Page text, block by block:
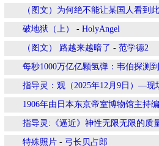
（图文）为何绝不能让某国人看到
破地狱（上） - HolyAngel
（图文） 路越来越暗了 - 范学德2
每秒1000万亿亿颗氢弹：韦伯探测
指导灵：观（2025年12月9日）—现
1906年由日本东京帝室博物馆主持
指导灵:《逼近》神性无限无限的质
特殊照片 - 弓长贝占郎